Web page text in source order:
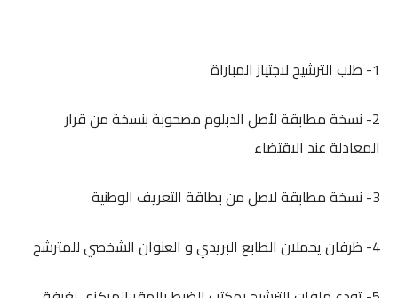
1- طلب الترشيح لاجتياز المباراة
2- نسخة مطابقة لأصل الدبلوم مصحوبة بنسخة من قرار
المعادلة عند الاقتضاء
3- نسخة مطابقة لاصل من بطاقة التعريف الوطنية
4- ظرفان يحملان الطابع البريدي و العنوان الشخصي للمترشح